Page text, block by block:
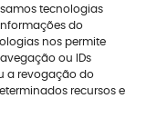
tecnologias
do
nos permite
ou IDs
a revogação do
recursos e
invalidez, a
cumprir